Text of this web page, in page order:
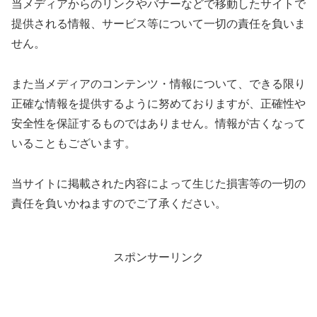
当メディアからのリンクやバナーなどで移動したサイトで
提供される情報、サービス等について一切の責任を負いま
せん。
また当メディアのコンテンツ・情報について、できる限り
正確な情報を提供するように努めておりますが、正確性や
安全性を保証するものではありません。情報が古くなって
いることもございます。
当サイトに掲載された内容によって生じた損害等の一切の
責任を負いかねますのでご了承ください。
スポンサーリンク